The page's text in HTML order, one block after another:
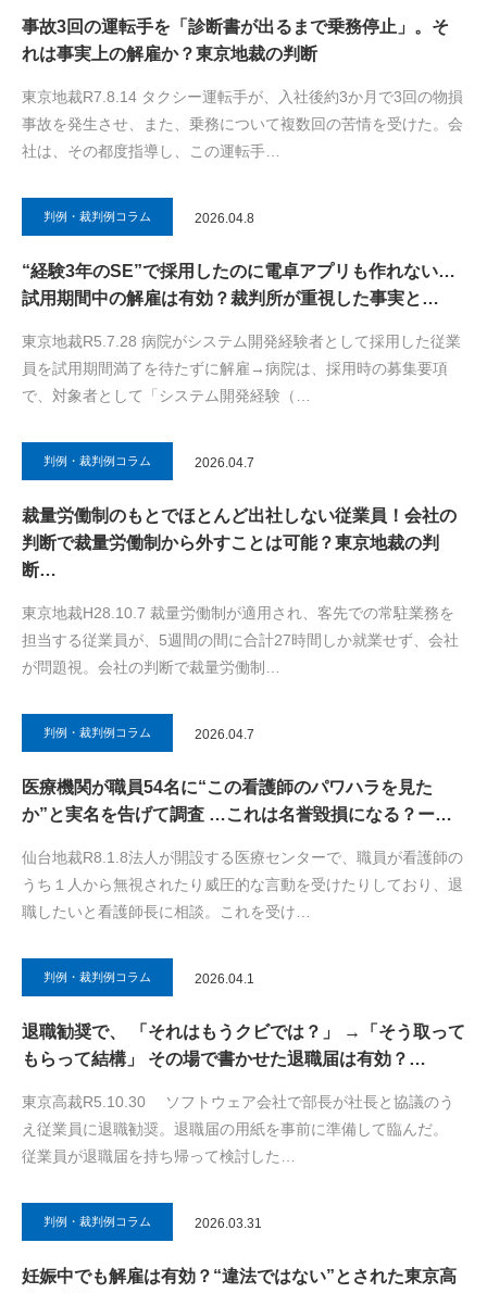
事故3回の運転手を「診断書が出るまで乗務停止」。そ
れは事実上の解雇か？東京地裁の判断
東京地裁R7.8.14 タクシー運転手が、入社後約3か月で3回の物損
事故を発生させ、また、乗務について複数回の苦情を受けた。会
社は、その都度指導し、この運転手…
判例・裁判例コラム 2026.04.8
“経験3年のSE”で採用したのに電卓アプリも作れない…
試用期間中の解雇は有効？裁判所が重視した事実と…
東京地裁R5.7.28 病院がシステム開発経験者として採用した従業
員を試用期間満了を待たずに解雇→病院は、採用時の募集要項
で、対象者として「システム開発経験（…
判例・裁判例コラム 2026.04.7
裁量労働制のもとでほとんど出社しない従業員！会社の
判断で裁量労働制から外すことは可能？東京地裁の判
断…
東京地裁H28.10.7 裁量労働制が適用され、客先での常駐業務を
担当する従業員が、5週間の間に合計27時間しか就業せず、会社
が問題視。会社の判断で裁量労働制…
判例・裁判例コラム 2026.04.7
医療機関が職員54名に“この看護師のパワハラを見た
か”と実名を告げて調査 …これは名誉毀損になる？ー…
仙台地裁R8.1.8法人が開設する医療センターで、職員が看護師の
うち１人から無視されたり威圧的な言動を受けたりしており、退
職したいと看護師長に相談。これを受け…
判例・裁判例コラム 2026.04.1
退職勧奨で、 「それはもうクビでは？」 →「そう取って
もらって結構」 その場で書かせた退職届は有効？…
東京高裁R5.10.30 ソフトウェア会社で部長が社長と協議のう
え従業員に退職勧奨。退職届の用紙を事前に準備して臨んだ。
従業員が退職届を持ち帰って検討した…
判例・裁判例コラム 2026.03.31
妊娠中でも解雇は有効？“違法ではない”とされた東京高